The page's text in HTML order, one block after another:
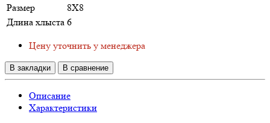
Размер
8Х8
Длина хлыста 6
Цену уточнить у менеджера
В закладки В сравнение
Описание
Характеристики